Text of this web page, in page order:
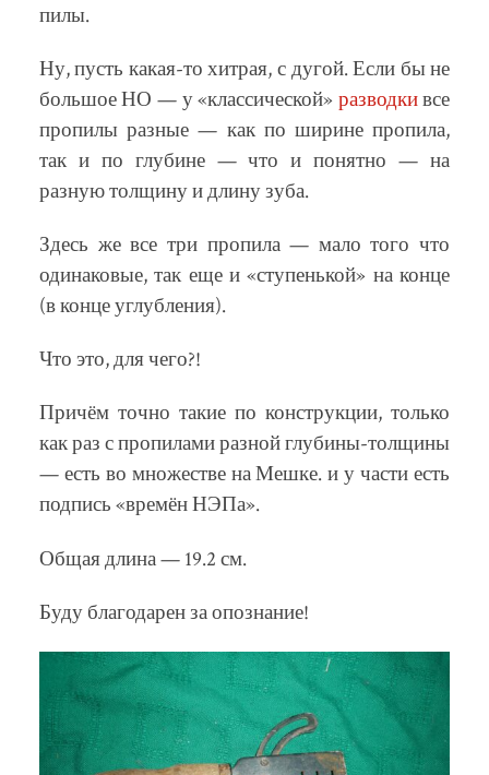
пилы.
Ну, пусть какая-то хитрая, с дугой. Если бы не
большое НО — у «классической» разводкивсе
пропилы разные — как по ширине пропила,
так и по глубине — что и понятно — на
разную толщину и длину зуба.
Здесь же все три пропила — мало того что
одинаковые, так еще и «ступенькой» на конце
(в конце углубления).
Что это, для чего?!
Причём точно такие по конструкции, только
как раз с пропилами разной глубины-толщины
— есть во множестве на Мешке. и у части есть
подпись «времён НЭПа».
Общая длина — 19.2 см.
Буду благодарен за опознание!